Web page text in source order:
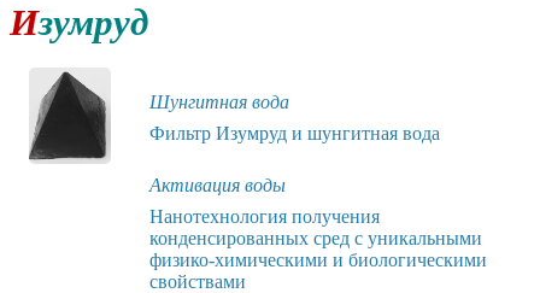
Изумруд
Шунгитная вода
Фильтр Изумруд и шунгитная вода
Активация воды
Нанотехнология получения
конденсированных сред с уникальными
физико-химическими и биологическими
свойствами